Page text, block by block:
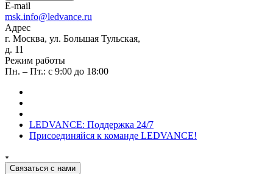
E-mail
msk.info@ledvance.ru
Адрес
г. Москва, ул. Большая Тульская,
д. 11
Режим работы
Пн. – Пт.: с 9:00 до 18:00
LEDVANCE: Поддержка 24/7
Присоединяйся к команде LEDVANCE!
Связаться с нами